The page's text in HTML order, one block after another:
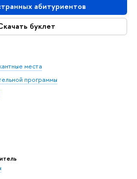
абитуриентов
буклет
места
программы